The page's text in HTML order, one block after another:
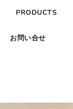
PRODUCTS
お問い合せ